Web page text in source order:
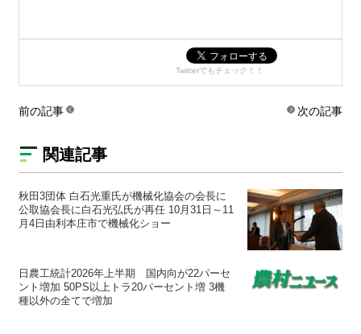
Twitterでもチェック！！
前の記事 次の記事
関連記事
秋田3団体 白石光重氏が機械化協会の会長に
公取協会長に白石光弘氏が再任 10月31日～11
月4日由利本庄市で機械化ショー
日農工統計2026年上半期 国内向が22パーセ
ント増加 50PS以上トラ20パーセント増 3機
種以外の全てで増加